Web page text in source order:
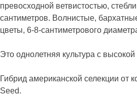
превосходной ветвистостью,
сантиметров. Волнистые,
цветы, 6-8-сантиметрового
Это однолетняя культура с
Гибрид американской селекции от
Seed.